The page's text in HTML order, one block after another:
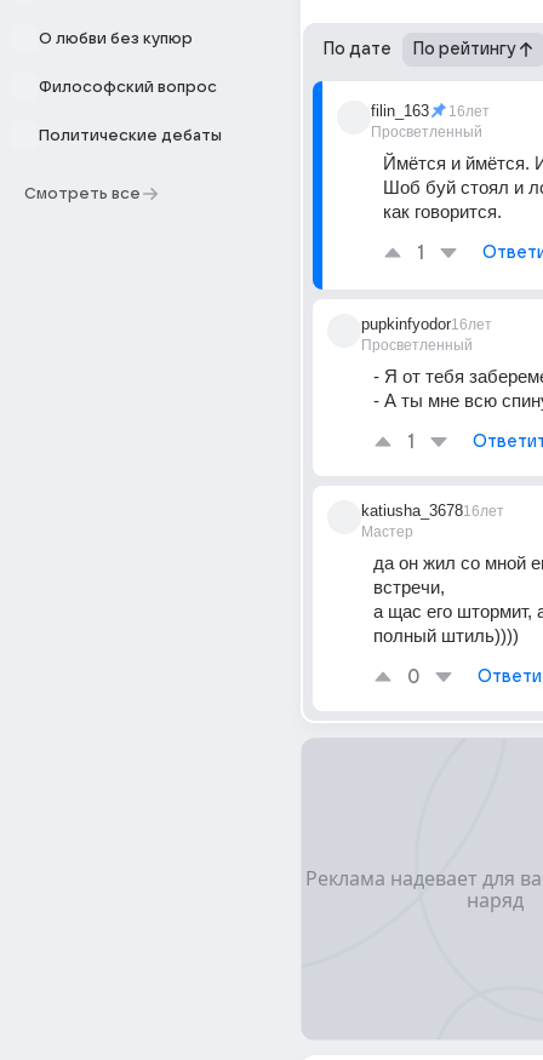
О любви без купюр
Философский вопрос
Политические дебаты
Смотреть все
По дате По рейтингу
filin_163
Просветленный
16лет
Ймётся и ймётся.
Шоб буй стоял и
как говорится.
1
pupkinfyodor
Просветленный
16лет
- Я от тебя
- А ты мне всю
1
katiusha_3678
Мастер
16лет
да он жил со мной
встречи,
а щас его штормит,
полный штиль))))
0